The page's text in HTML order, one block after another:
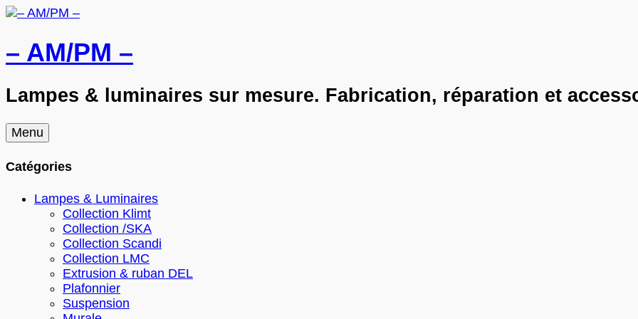
– AM/PM –
Lampes & luminaires sur mesure. Fabrication, réparation et
Menu Skip
to
Catégories
Lampes & Luminaires
Collection Klimt
Collection /SKA
Collection Scandi
Collection LMC
Extrusion & ruban DEL
Plafonnier
Suspension